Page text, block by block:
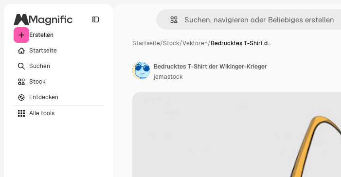
Erstellen
Startseite
Suchen
Stock
Entdecken
Alle tools
Startseite/Stock/Vektoren/Bedrucktes T-Shirt d…
Bedrucktes T-Shirt der Wikinger-Krieger
jemastock